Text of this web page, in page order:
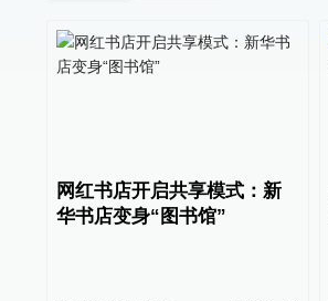
网红书店开启共享模式：新
华书店变身“图书馆”